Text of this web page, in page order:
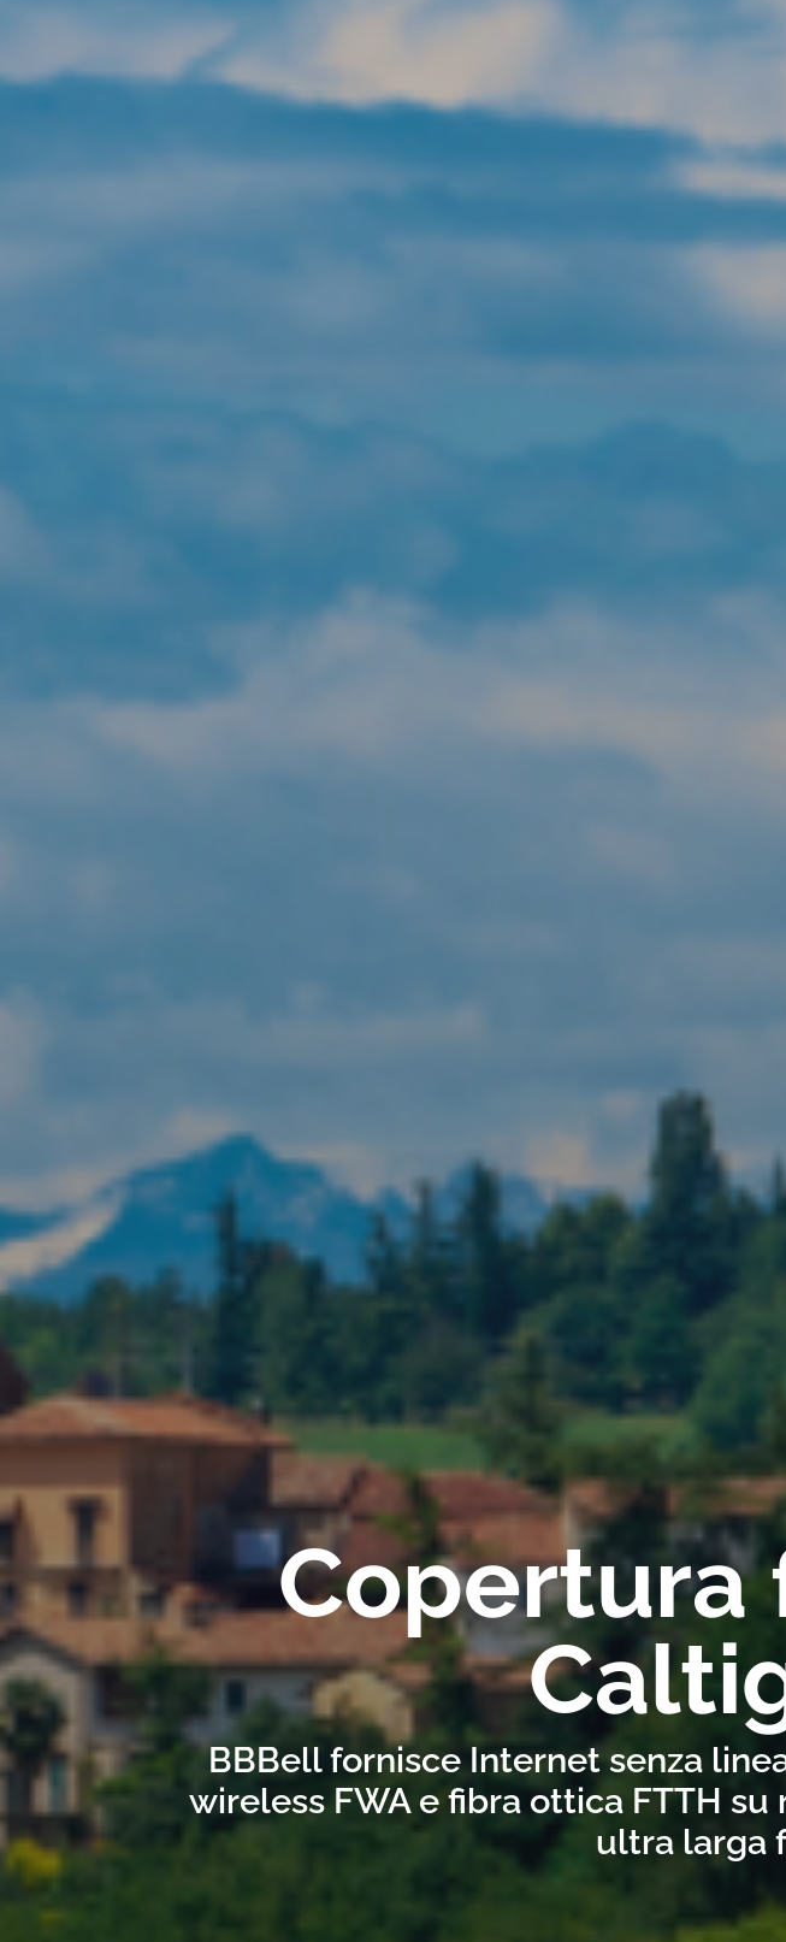
Copertura
BBBell fornisce Internet senza
wireless FWA e fibra ottica FTTH
ultra larga